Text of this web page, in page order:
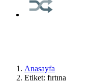
Anasayfa
Etiket: fırtına